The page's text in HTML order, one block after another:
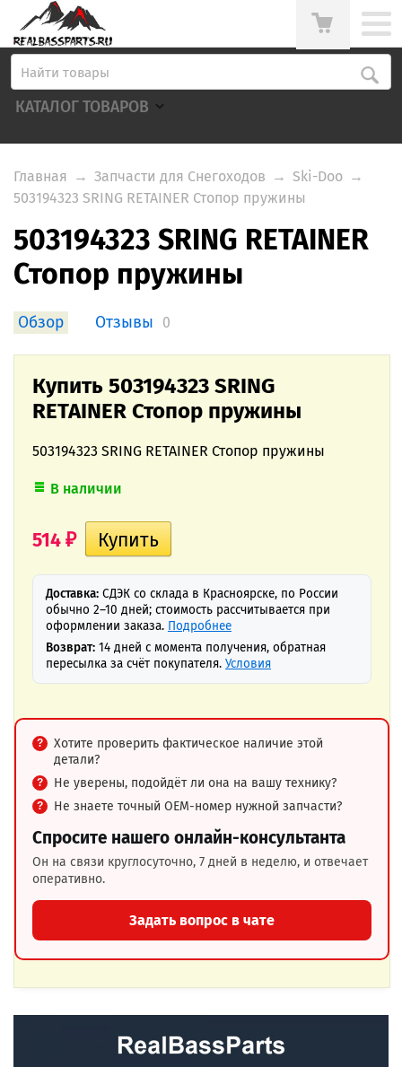
КАТАЛОГ ТОВАРОВ
Главная → Запчасти для Снегоходов → Ski-Doo →
503194323 SRING RETAINER Стопор пружины
503194323 SRING RETAINER
Стопор пружины
Обзор Отзывы 0
Купить 503194323 SRING
RETAINER Стопор пружины
503194323 SRING RETAINER Стопор пружины
В наличии
514 ₽
Доставка: СДЭК со склада в Красноярске, по России
обычно 2–10 дней; стоимость рассчитывается при
оформлении заказа. Подробнее
Возврат: 14 дней с момента получения, обратная
пересылка за счёт покупателя. Условия
Хотите проверить фактическое наличие этой
детали?
Не уверены, подойдёт ли она на вашу технику?
Не знаете точный OEM-номер нужной запчасти?
Спросите нашего онлайн-консультанта
Он на связи круглосуточно, 7 дней в неделю, и отвечает
оперативно.
Задать вопрос в чате